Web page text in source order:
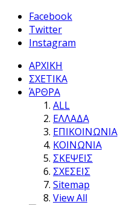
Facebook
Twitter
Instagram
ΑΡΧΙΚΗ
ΣΧΕΤΙΚΑ
ΆΡΘΡΑ
ALL
ΕΛΛΑΔΑ
ΕΠΙΚΟΙΝΩΝΙΑ
ΚΟΙΝΩΝΙΑ
ΣΚΕΨΕΙΣ
ΣΧΕΣΕΙΣ
Sitemap
View All